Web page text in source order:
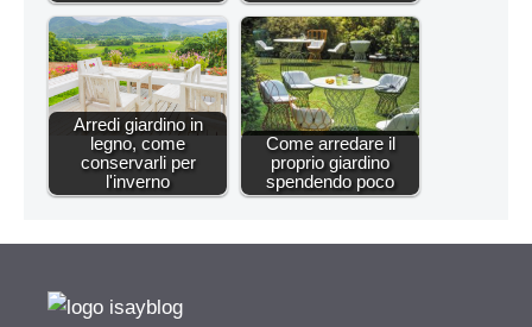
Arredi giardino in
legno, come
conservarli per
l'inverno
Come arredare il
proprio giardino
spendendo poco